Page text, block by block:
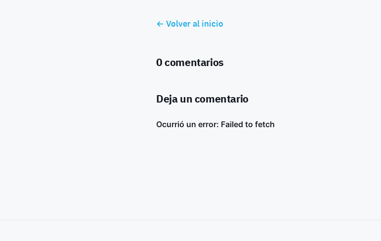
← Volver al inicio
0 comentarios
Deja un comentario